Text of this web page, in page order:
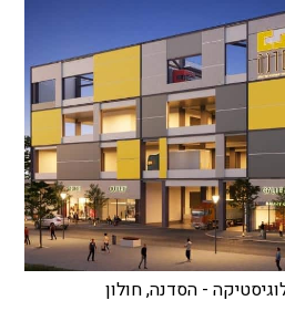
- הסדנה, חולון